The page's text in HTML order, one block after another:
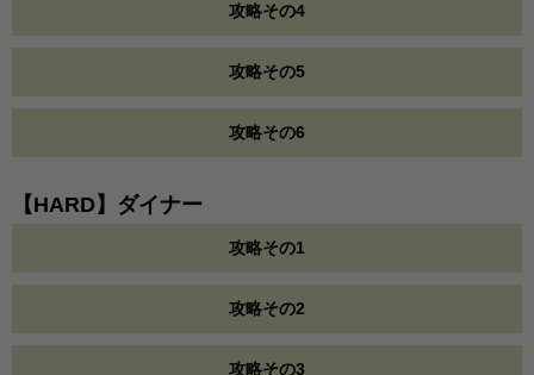
攻略その4
攻略その5
攻略その6
【HARD】ダイナー
攻略その1
攻略その2
攻略その3